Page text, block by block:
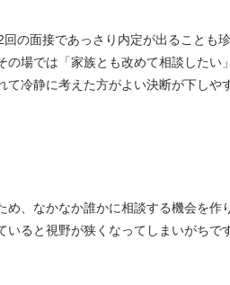
の面接であっさり内定が出ることも
場では「家族とも改めて相談したい
冷静に考えた方がよい決断が下しや
、なかなか誰かに相談する機会を作
ると視野が狭くなってしまいがちで